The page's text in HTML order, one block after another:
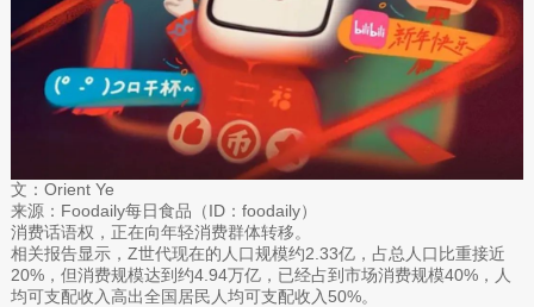
文：Orient Ye
来源：Foodaily每日食品（ID：foodaily）
消费话语权，正在向年轻消费群体转移。
相关报告显示，Z世代现在的人口规模约2.33亿，占总人口比重接近
20%，但消费规模达到约4.94万亿，已经占到市场消费规模40%，人
均可支配收入高出全国居民人均可支配收入50%。